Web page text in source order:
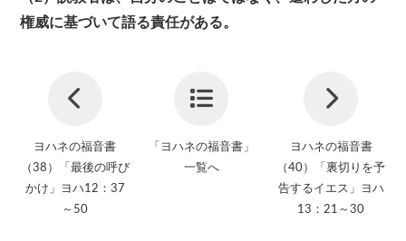
権威に基づいて語る責任がある。
ヨハネの福音書
（38）「最後の呼び
かけ」ヨハ12：37
～50
「ヨハネの福音書」
一覧へ
ヨハネの福音書
（40）「裏切りを予
告するイエス」ヨハ
13：21～30